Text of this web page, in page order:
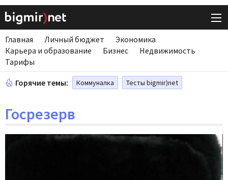
Главная Личный бюджет
Экономика
Карьера и образование
Бизнес
Недвижимость
Тарифы
Горячие темы: Коммуналка Тесты bigmir)net
Госрезерв